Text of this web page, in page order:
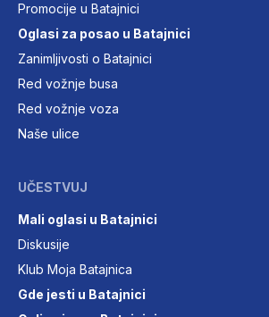
Promocije u Batajnici
Oglasi za posao u Batajnici
Zanimljivosti o Batajnici
Red vožnje busa
Red vožnje voza
Naše ulice
UČESTVUJ
Mali oglasi u Batajnici
Diskusije
Klub Moja Batajnica
Gde jesti u Batajnici